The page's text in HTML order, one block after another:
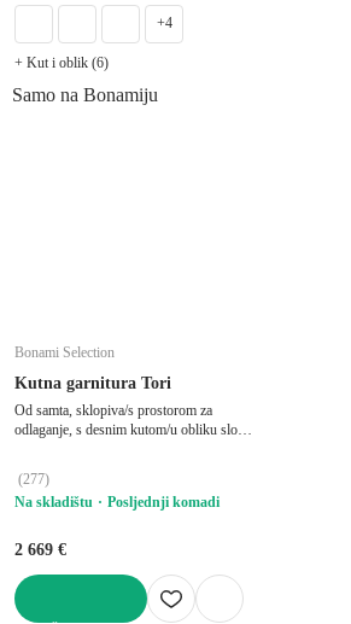
+4
+ Kut i oblik (6)
Samo na Bonamiju
Bonami Selection
Kutna garnitura Tori
Od samta, sklopiva/s prostorom za
odlaganje, s desnim kutom/u obliku slova
dubina sjedala 60 cm
(277)
Na skladištu
Posljednji komadi
2 669 €